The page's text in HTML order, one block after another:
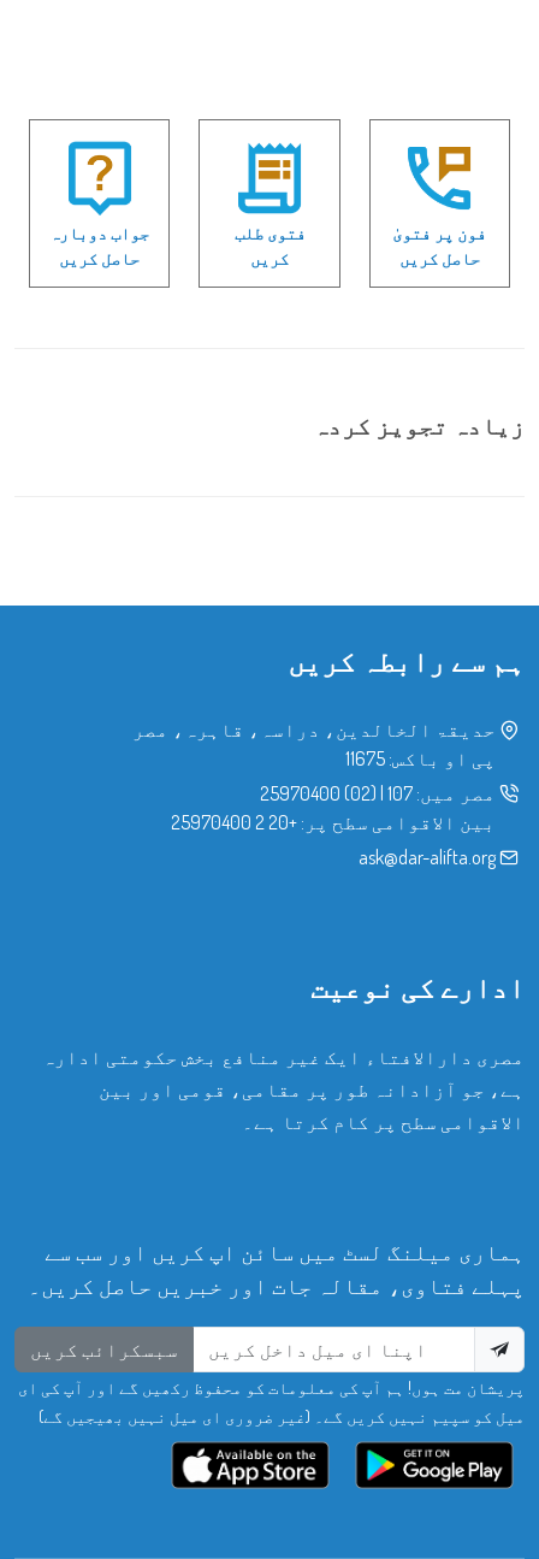
فون پر فتویٰ
حاصل کریں
فتوی طلب
کریں
جواب دوبارہ
حاصل کریں
زیادہ تجویز کردہ
ہم سے رابطہ کریں
حدیقۃ الخالدین، دراسہ، قاہرہ، مصر
پی او باکس: 11675
مصر میں: 107
|
(02) 25970400
بین الاقوامی سطح پر: +20 2 25970400
ask@dar-alifta.org
ادارے کی نوعیت
مصری دارالافتاء ایک غیر منافع بخش حکومتی ادارہ
ہے، جو آزادانہ طور پر مقامی، قومی اور بین
الاقوامی سطح پر کام کرتا ہے۔
ہماری میلنگ لسٹ میں سائن اپ کریں اور سب سے
پہلے فتاوی، مقالہ جات اور خبریں حاصل کریں۔
سبسکرائب کریں
پریشان مت ہوں! ہم آپ کی معلومات کو محفوظ رکھیں گے اور آپ کی ای
میل کو سپیم نہیں کریں گے۔ (غیر ضروری ای میل نہیں بھیجیں گے)